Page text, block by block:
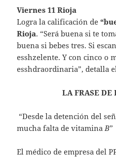
Viernes 11 Rioja
Logra la calificación de
Rioja. “Será buena si te
buena si bebes tres. Si
esshzelente. Y con cinco o
esshdraordinaria”, detalla
LA FRASE DE
“Desde la detención del
mucha falta de vitamina B”
El médico de empresa del